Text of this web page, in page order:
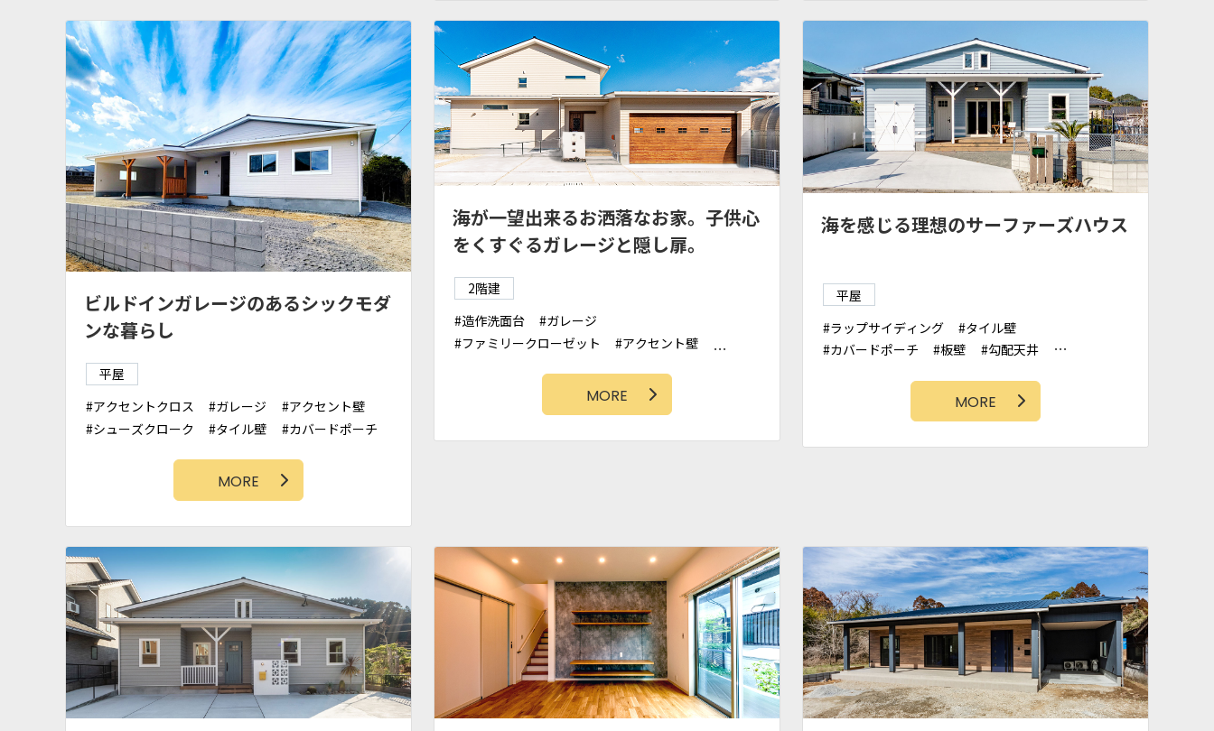
ビルドインガレージのあるシックモダ
ンな暮らし
平屋
アクセントクロス
ガレージ
アクセント壁
シューズクローク
タイル壁
カバードポーチ
MORE
海が一望出来るお洒落なお家。子供心
をくすぐるガレージと隠し扉。
2階建
造作洗面台
ガレージ
ファミリークローゼット
アクセント壁
カリフォルニアスタイル
アクセントクロス
MORE
海を感じる理想のサーファーズハウス
平屋
ラップサイディング
タイル壁
カバードポーチ
板壁
勾配天井
MORE